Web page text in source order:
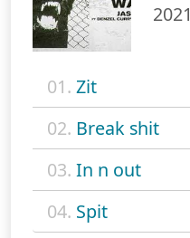
2021
01. Zit
02. Break shit
03. In n out
04. Spit